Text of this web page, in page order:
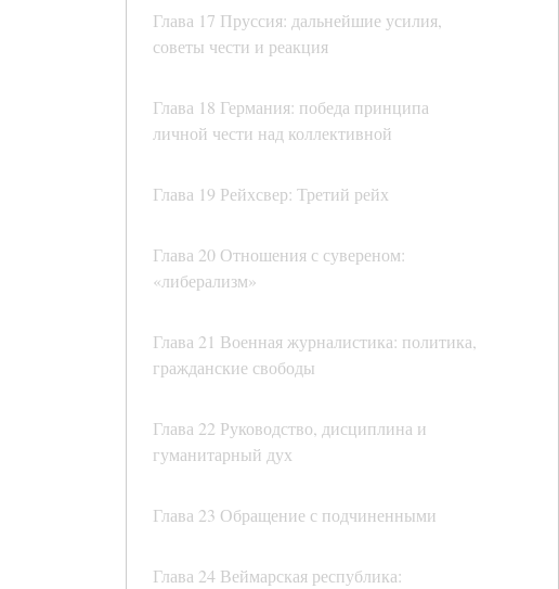
Глава 17 Пруссия: дальнейшие усилия,
советы чести и реакция
Глава 18 Германия: победа принципа
личной чести над коллективной
Глава 19 Рейхсвер: Третий рейх
Глава 20 Отношения с сувереном:
«либерализм»
Глава 21 Военная журналистика: политика,
гражданские свободы
Глава 22 Руководство, дисциплина и
гуманитарный дух
Глава 23 Обращение с подчиненными
Глава 24 Веймарская республика: